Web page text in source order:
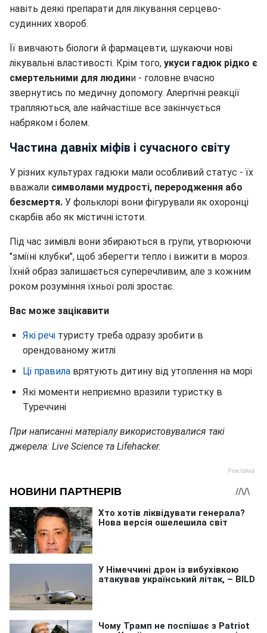
навіть деякі препарати для лікування серцево-
судинних хвороб.
Її вивчають біологи й фармацевти, шукаючи нові
лікувальні властивості. Крім того, укуси гадюк рідко є
смертельними для людини - головне вчасно
звернутись по медичну допомогу. Алергічні реакції
трапляються, але найчастіше все закінчується
набряком і болем.
Частина давніх міфів і сучасного світу
У різних культурах гадюки мали особливий статус - їх
вважали символами мудрості, переродження або
безсмертя. У фольклорі вони фігурували як охоронці
скарбів або як містичні істоти.
Під час зимівлі вони збираються в групи, утворюючи
"зміїні клубки", щоб зберегти тепло і вижити в мороз.
Їхній образ залишається суперечливим, але з кожним
роком розуміння їхньої ролі зростає.
Вас може зацікавити
Які речі туристу треба одразу зробити в
орендованому житлі
Ці правила врятують дитину від утоплення на морі
Які моменти неприємно вразили туристку в
Туреччині
При написанні матеріалу використовувалися такі
джерела: Live Science та Lifehacker.